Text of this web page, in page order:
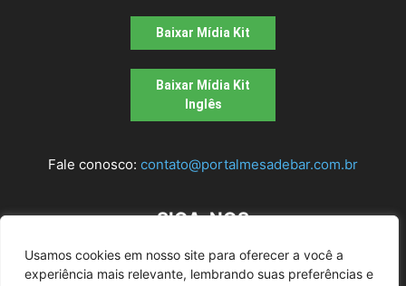
Usamos cookies em nosso site para oferecer a você a
experiência mais relevante, lembrando suas preferências e
Baixar Mídia Kit
Baixar Mídia Kit
Inglês
Fale conosco: contato@portalmesadebar.com.br
SIGA-NOS